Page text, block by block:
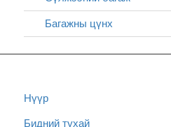
Багажны цүнх
Нүүр
Бидний тухай